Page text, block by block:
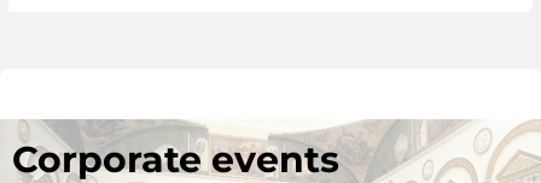
Corporate events